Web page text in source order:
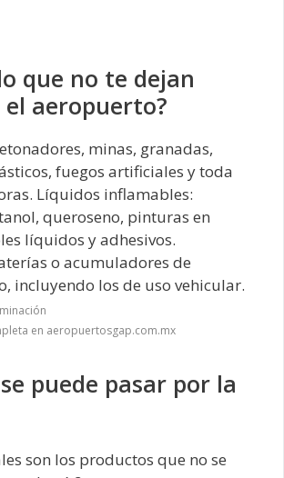
que no te dejan
el aeropuerto?
minas, granadas,
fuegos artificiales y toda
Líquidos inflamables:
queroseno, pinturas en
líquidos y adhesivos.
o acumuladores de
incluyendo los de uso vehicular.
en aeropuertosgap.com.mx
puede pasar por la
son los productos que no se